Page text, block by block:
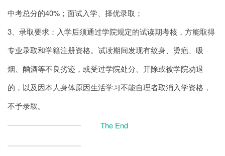
中考总分的40%；面试入学、择优录取；
3、录取要求：入学后须通过学院规定的试读期考核，方能取得
专业录取和学籍注册资格。试读期间发现有纹身、烫疤、吸
烟、酗酒等不良劣迹，或受过学院处分、开除或被学院劝退
的，以及因本人身体原因生活学习不能自理者取消入学资格，
不予录取。
The End